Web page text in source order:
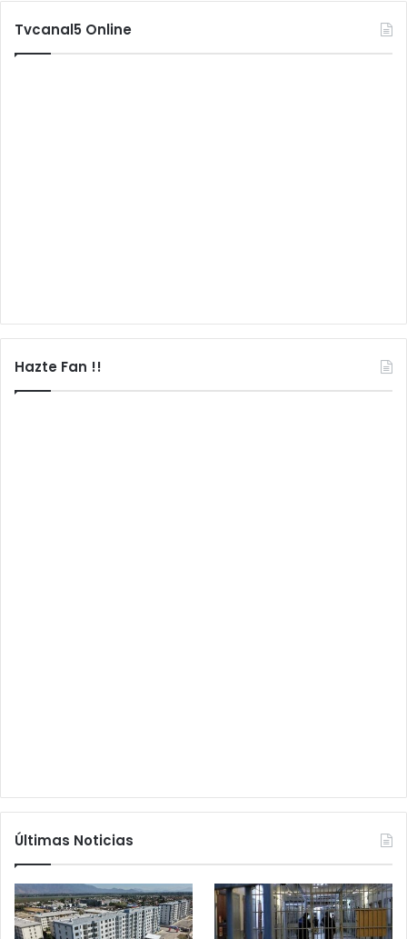
Tvcanal5 Online
Hazte Fan !!
Últimas Noticias